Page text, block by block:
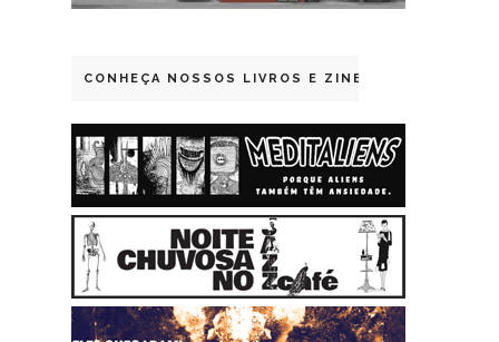
CONHEÇA NOSSOS LIVROS E ZINES